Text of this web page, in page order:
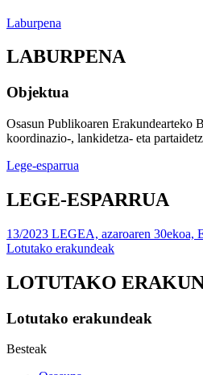
Laburpena
LABURPENA
Objektua
Osasun Publikoaren Erakundearteko
koordinazio-, lankidetza- eta
Lege-esparrua
LEGE-ESPARRUA
13/2023 LEGEA, azaroaren 30ekoa,
Lotutako erakundeak
LOTUTAKO
Lotutako erakundeak
Besteak